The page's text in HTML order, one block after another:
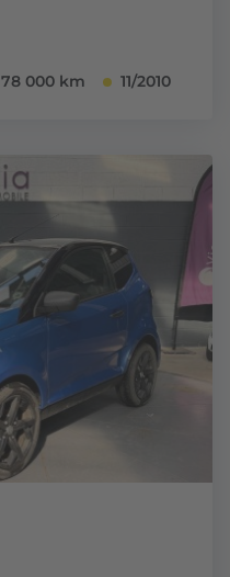
78 000 km 11/2010